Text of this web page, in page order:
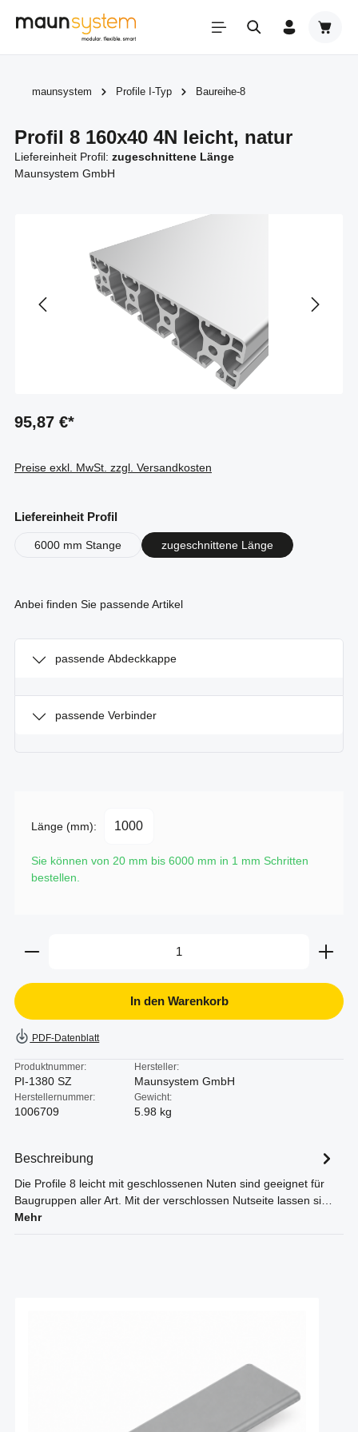
Zum Hauptinhalt springen
maunsystem Profile I-Typ Baureihe-8
Profil 8 160x40 4N leicht, natur
Liefereinheit Profil: zugeschnittene Länge
Maunsystem GmbH
95,87 €*
Preise exkl. MwSt. zzgl. Versandkosten
Liefereinheit Profilauswählen
6000 mm Stange zugeschnittene Länge
Anbei finden Sie passende Artikel
passende Abdeckkappe
passende Verbinder
Länge (mm):
Sie können von 20 mm bis 6000 mm in 1 mm Schritten
bestellen.
Produkt Anzahl: Gib den gewünschten Wert ein
In den Warenkorb
PDF-Datenblatt
Produktnummer:
PI-1380 SZ
Hersteller:
Maunsystem GmbH
Herstellernummer:
1006709
Gewicht:
5.98 kg
Beschreibung
Die Profile 8 leicht mit geschlossenen Nuten sind geeignet für
Baugruppen aller Art. Mit der verschlossen Nutseite lassen si…
Mehr